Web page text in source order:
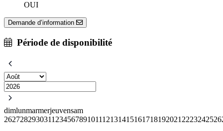
OUI
Demande d’information
Période de disponibilité
dimlunmarmerjeuvensam
2627282930311 23456789101112131415161718192021 2223242526